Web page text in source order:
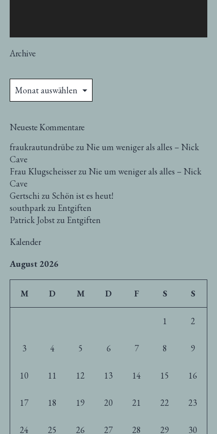
Archive
Neueste Kommentare
fraukrautundrübe zu Nie um weniger als alles – Nick
Cave
Frau Klugscheisserzu Nie um weniger als alles – Nick
Cave
Gertschi zu Schön ist es heut!
southparkzu Entgiften
Patrick Jobstzu Entgiften
Kalender
August 2026
M D M D F S S
1 2
3 4 5 6 7 8 9
10 11 12 13 14 15 16
17 18 19 20 21 22 23
24 25 26 27 28 29 30